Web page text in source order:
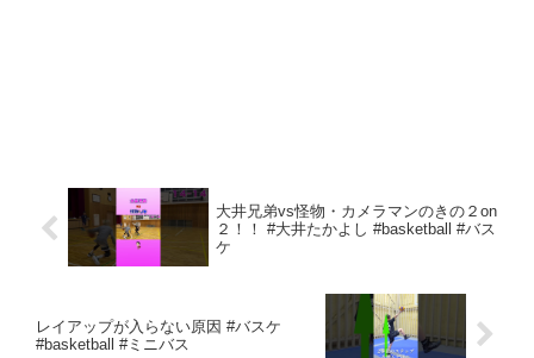
大井兄弟vs怪物・カメラマンのきの２on
２！！ #大井たかよし #basketball #バス
ケ
レイアップが入らない原因 #バスケ
#basketball #ミニバス